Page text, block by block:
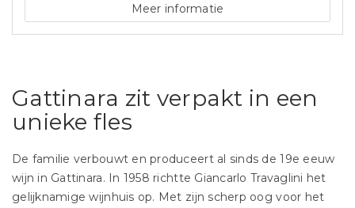
Meer informatie
Gattinara zit verpakt in een
unieke fles
De familie verbouwt en produceert al sinds de 19e eeuw
wijn in Gattinara. In 1958 richtte Giancarlo Travaglini het
gelijknamige wijnhuis op. Met zijn scherp oog voor het